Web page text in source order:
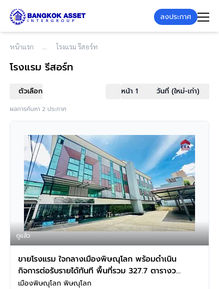
ลงประกาศ
หน้าแรก โรงแรม รีสอร์ท
โรงแรม รีสอร์ท
ตัวเลือก หน้า 1 วันที่ (ใหม่-เก่า)
ผลการค้นหา 2 ประกาศ
ดูแล้ว
ขายโรงแรม ใจกลางเมืองพิษณุโลก พร้อมดำเนิน
กิจการต่อรับรายได้ทันที พื้นที่รวม 327.7 ตารางวา
พร้อมใบอนุญาตประกอบธุรกิจโรงแรม
เมืองพิษณุโลก พิษณุโลก